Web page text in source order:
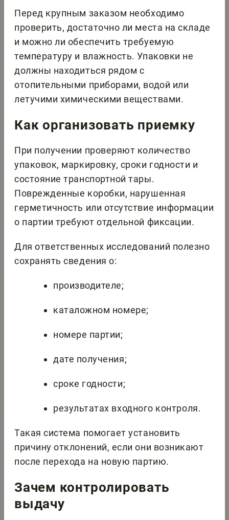
Перед крупным заказом необходимо
проверить, достаточно ли места на складе
и можно ли обеспечить требуемую
температуру и влажность. Упаковки не
должны находиться рядом с
отопительными приборами, водой или
летучими химическими веществами.
Как организовать приемку
При получении проверяют количество
упаковок, маркировку, сроки годности и
состояние транспортной тары.
Поврежденные коробки, нарушенная
герметичность или отсутствие информации
о партии требуют отдельной фиксации.
Для ответственных исследований полезно
сохранять сведения о:
производителе;
каталожном номере;
номере партии;
дате получения;
сроке годности;
результатах входного контроля.
Такая система помогает установить
причину отклонений, если они возникают
после перехода на новую партию.
Зачем контролировать
выдачу